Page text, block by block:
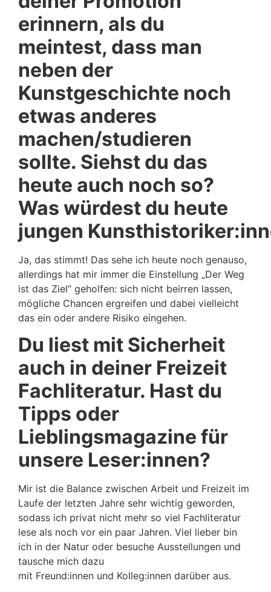
erinnern, als du
meintest, dass man
neben der
Kunstgeschichte noch
etwas anderes
machen/studieren
sollte. Siehst du das
heute auch noch so?
Was würdest du heute
jungen
Ja, das stimmt! Das sehe ich heute noch genauso,
allerdings hat mir immer die Einstellung „Der Weg
ist das Ziel“ geholfen: sich nicht beirren lassen,
mögliche Chancen ergreifen und dabei vielleicht
das ein oder andere Risiko eingehen.
Du liest mit Sicherheit
auch in deiner Freizeit
Fachliteratur. Hast du
Tipps oder
Lieblingsmagazine für
unsere Leser:innen?
Mir ist die Balance zwischen Arbeit und Freizeit im
Laufe der letzten Jahre sehr wichtig geworden,
sodass ich privat nicht mehr so viel Fachliteratur
lese als noch vor ein paar Jahren. Viel lieber bin
ich in der Natur oder besuche Ausstellungen und
tausche mich dazu
mit Freund:innen und Kolleg:innen darüber aus.